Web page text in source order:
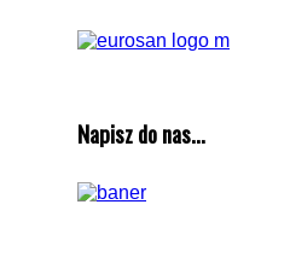
Napisz do nas...